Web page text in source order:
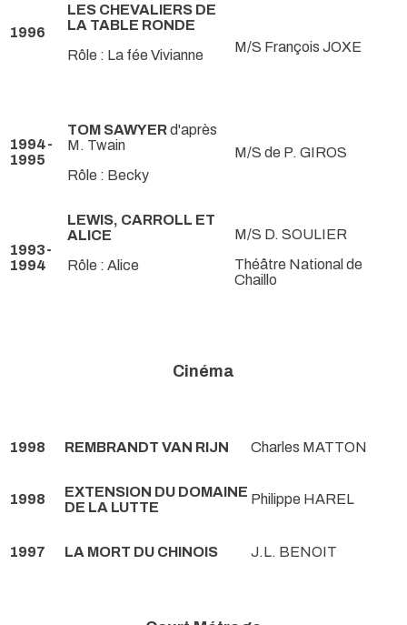
1996
LES CHEVALIERS DE
LA TABLE RONDE
Rôle : La fée Vivianne
M/S François JOXE
1994-
1995
TOM SAWYERd'après
M. Twain
Rôle : Becky
M/S de P. GIROS
1993-
1994
LEWIS, CARROLL ET
ALICE
Rôle : Alice
M/S D. SOULIER
Théâtre National de
Chaillo
Cinéma
1998 REMBRANDT VAN RIJN Charles MATTON
1998
EXTENSION DU DOMAINE
DE LA LUTTE
Philippe HAREL
1997 LA MORT DU CHINOIS J.L. BENOIT